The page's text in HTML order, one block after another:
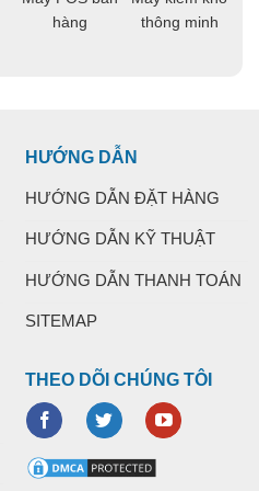
hàng
thông minh
HƯỚNG DẪN
HƯỚNG DẪN ĐẶT HÀNG
HƯỚNG DẪN KỸ THUẬT
HƯỚNG DẪN THANH TOÁN
SITEMAP
THEO DÕI CHÚNG TÔI